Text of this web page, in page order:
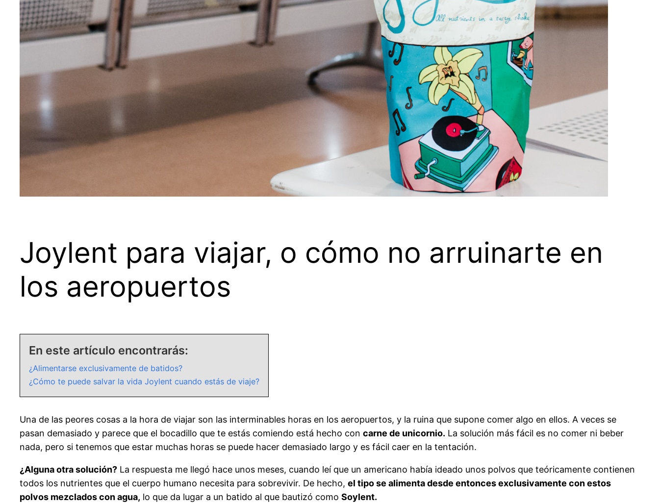
Joylent para viajar, o cómo no arruinarte en
los aeropuertos
En este artículo encontrarás:
¿Alimentarse exclusivamente de batidos?
¿Cómo te puede salvar la vida Joylent cuando estás de viaje?
Una de las peores cosas a la hora de viajar son las interminables horas en los aeropuertos, y la ruina que supone comer algo en ellos. A veces se
pasan demasiado y parece que el bocadillo que te estás comiendo está hecho con carne de unicornio. La solución más fácil es no comer ni beber
nada, pero si tenemos que estar muchas horas se puede hacer demasiado largo y es fácil caer en la tentación.
¿Alguna otra solución? La respuesta me llegó hace unos meses, cuando leí que un americano había ideado unos polvos que teóricamente contienen
todos los nutrientes que el cuerpo humano necesita para sobrevivir. De hecho, el tipo se alimenta desde entonces exclusivamente con estos
polvos mezclados con agua, lo que da lugar a un batido al que bautizó como Soylent.